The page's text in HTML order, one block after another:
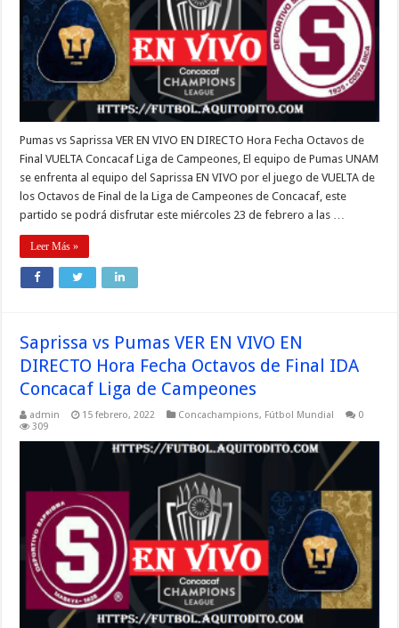
Pumas vs Saprissa VER EN VIVO EN DIRECTO Hora Fecha Octavos de
Final VUELTA Concacaf Liga de Campeones, El equipo de Pumas UNAM
se enfrenta al equipo del Saprissa EN VIVO por el juego de VUELTA de
los Octavos de Final de la Liga de Campeones de Concacaf, este
partido se podrá disfrutar este miércoles 23 de febrero a las …
Leer Más »
Saprissa vs Pumas VER EN VIVO EN
DIRECTO Hora Fecha Octavos de Final IDA
Concacaf Liga de Campeones
admin 15 febrero, 2022 Concachampions, Fútbol Mundial
0
309